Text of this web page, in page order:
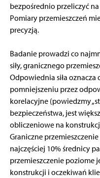
bezpośrednio przeliczyć na
Pomiary przemieszczeń
precyzją.
Badanie prowadzi co
siły, granicznego
Odpowiednia siła
pomniejszeniu przez
korelacyjne (powiedzmy
bezpieczeństwa, jest
obliczeniowe na
Graniczne
najczęściej 10% średnicy
przemieszczenie poziome
konstrukcji i oczekiwań